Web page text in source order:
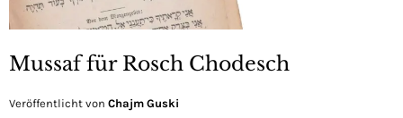
Mussaf für Rosch Chodesch
Veröffentlicht von Chajm Guski